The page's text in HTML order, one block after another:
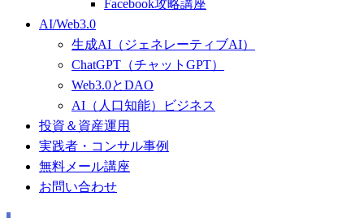
Facebook攻略講座
AI/Web3.0
生成AI（ジェネレーティブAI）
ChatGPT（チャットGPT）
Web3.0とDAO
AI（人口知能）ビジネス
投資＆資産運用
実践者・コンサル事例
無料メール講座
お問い合わせ